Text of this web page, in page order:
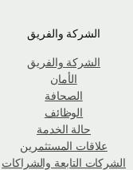
الشركة والفريق
الشركة والفريق
الأمان
الصحافة
الوظائف
حالة الخدمة
علاقات المستثمرين
الشركات التابعة والشراكات